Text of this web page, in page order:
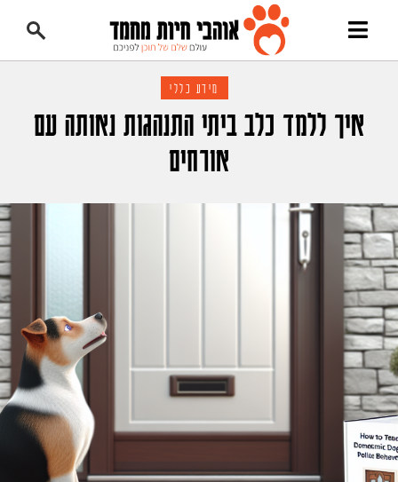
מידע כללי
איך ללמד כלב ביתי התנהגות נאותה עם
אורחים